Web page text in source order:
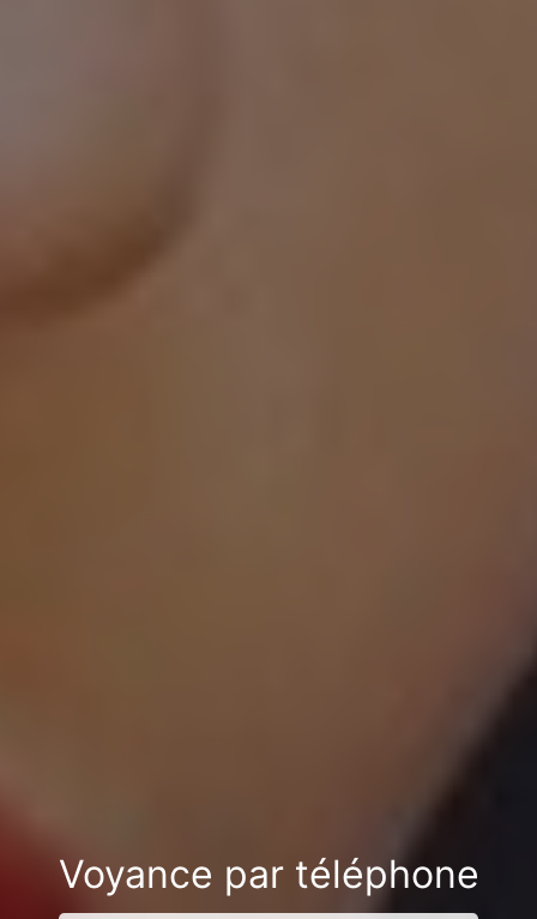
Voyance par téléphone